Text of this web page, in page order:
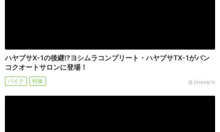
ハヤブサX-1の後継!?ヨシムラコンプリート・ハヤブサTX-1がバン
コクオートサロンに登場！
バイク 特集 2018/08/15